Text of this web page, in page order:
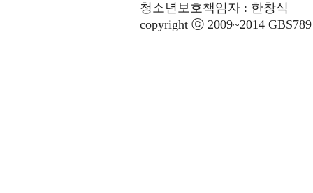
청소년보호책임자 : 한창식
copyright ⓒ 2009~2014